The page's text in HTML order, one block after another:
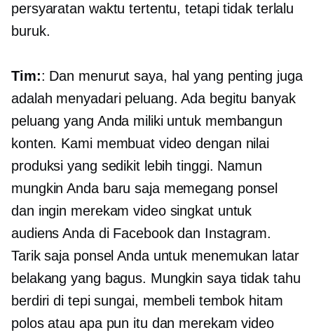
persyaratan waktu tertentu, tetapi tidak terlalu
buruk.
Tim:: Dan menurut saya, hal yang penting juga
adalah menyadari peluang. Ada begitu banyak
peluang yang Anda miliki untuk membangun
konten. Kami membuat video dengan nilai
produksi yang sedikit lebih tinggi. Namun
mungkin Anda baru saja memegang ponsel
dan ingin merekam video singkat untuk
audiens Anda di Facebook dan Instagram.
Tarik saja ponsel Anda untuk menemukan latar
belakang yang bagus. Mungkin saya tidak tahu
berdiri di tepi sungai, membeli tembok hitam
polos atau apa pun itu dan merekam video